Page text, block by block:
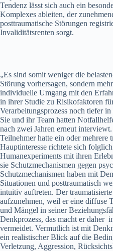
Tendenz lässt sich auch ein
Komplexes ableiten, der
posttraumatische Störungen
Invaliditätsrenten sorgt.
„Es sind somit weniger die
Störung vorhersagen, sondern
individuelle Umgang mit den
in ihrer Studie zu Risikofaktoren
Verarbeitungsprozess noch tiefer
Sie und ihr Team hatten
nach zwei Jahren erneut
Teilnehmer hatte ein oder mehrere
Hauptinteresse richtete sich
Humanexperiments mit ihren
sie Schutzmechanismen gegen
Schutzmechanismen haben mit
Situationen und posttraumatisch
intuitiv auftreten. Der
aufzunehmen, weil er eine diffuse
und Mängel in seiner
Denkprozess, das macht er daher
vermeidet. Vermutlich ist mit
ein realistischer Blick auf die
Verletzung, Aggression,